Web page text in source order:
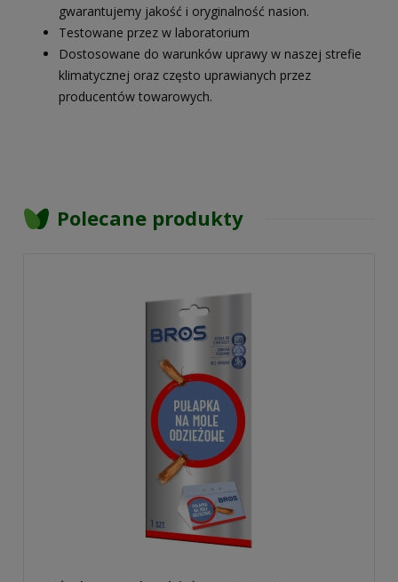
gwarantujemy jakość i oryginalność nasion.
Testowane przez w laboratorium
Dostosowane do warunków uprawy w naszej strefie
klimatycznej oraz często uprawianych przez
producentów towarowych.
Polecane produkty